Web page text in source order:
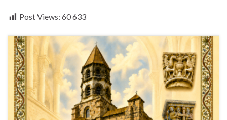
Post Views: 60 633